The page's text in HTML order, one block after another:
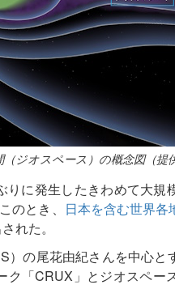
ジオスペース）の概念図（提
に発生したきわめて大規
のとき、
日本を含む世界各
れた。
の尾花由紀さんを中心と
「CRUX」とジオスペー